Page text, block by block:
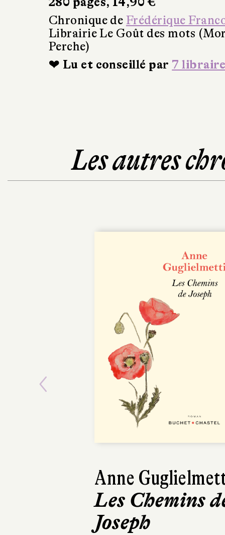
Chronique de Frédérique
Librairie Le Goût des mots
Perche)
❤ Lu et conseillé par 7
Les autres
Paul Thurin
Le Livre de
Joan
Previous